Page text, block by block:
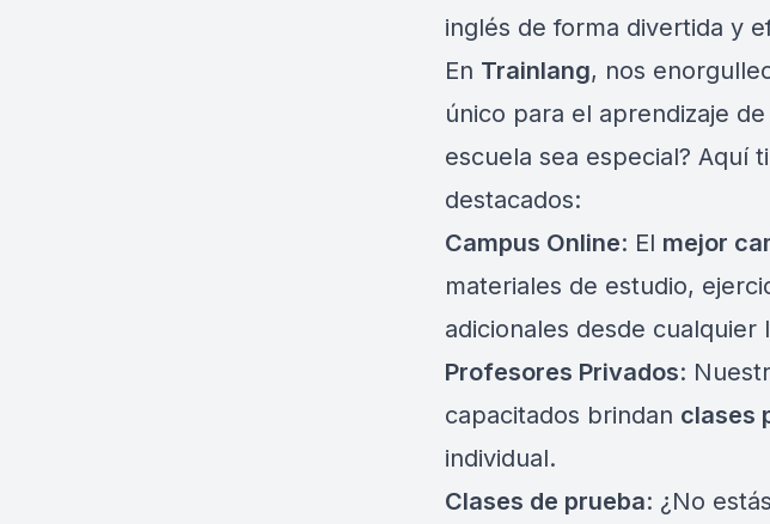
inglés de forma divertida y
En Trainlang, nos
único para el aprendizaje
escuela sea especial? Aquí
destacados:
Campus Online: El mejor
materiales de estudio,
adicionales desde
Profesores Privados:
capacitados brindan clases
individual.
Clases de prueba: ¿No